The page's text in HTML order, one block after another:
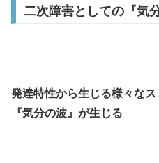
二次障害としての『気
発達特性から生じる様々な
『気分の波』が生じる